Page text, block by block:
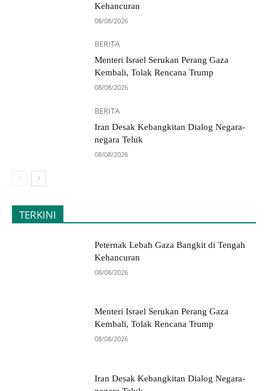
Kehancuran
08/08/2026
BERITA
Menteri Israel Serukan Perang Gaza
Kembali, Tolak Rencana Trump
08/08/2026
BERITA
Iran Desak Kebangkitan Dialog Negara-
negara Teluk
08/08/2026
TERKINI
Peternak Lebah Gaza Bangkit di Tengah
Kehancuran
08/08/2026
Menteri Israel Serukan Perang Gaza
Kembali, Tolak Rencana Trump
08/08/2026
Iran Desak Kebangkitan Dialog Negara-